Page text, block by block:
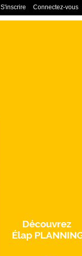
Connectez-vous
S'inscrire